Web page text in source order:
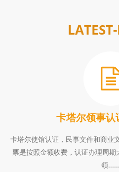
卡塔尔领事认
卡塔尔使馆认证，民事文件和商业
票是按照金额收费，认证办理周
领......